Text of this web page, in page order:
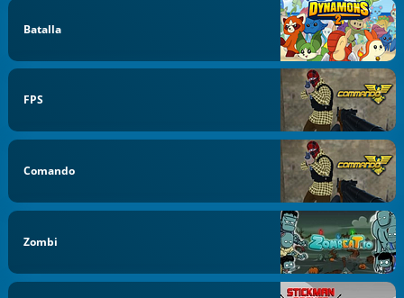
Batalla
FPS
Comando
Zombi